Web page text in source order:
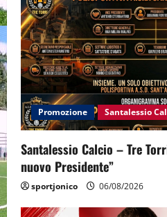
Promozione Santalessio
Santalessio Calcio – Tre
nuovo Presidente”
sportjonico 06/08/2026